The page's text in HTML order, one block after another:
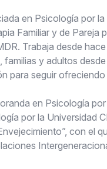
en Psicología por
Familiar y de
Trabaja desde
y adultos
para seguir
en Psicología
por la Universidad
con el